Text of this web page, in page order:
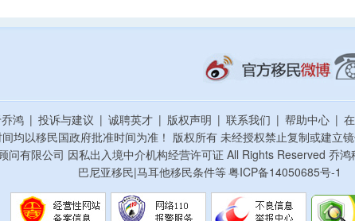
鸿 | 投诉与建议 | 诚聘英才 | 版权声明 | 联系我们 | 帮助中心 |
均以移民国政府批准时间为准！ 版权所有 未经授权禁止复制或建立
有限公司 因私出入境中介机构经营许可证 All Rights Reserved 乔
巴尼亚移民|马耳他移民条件等粤ICP备14050685号-1